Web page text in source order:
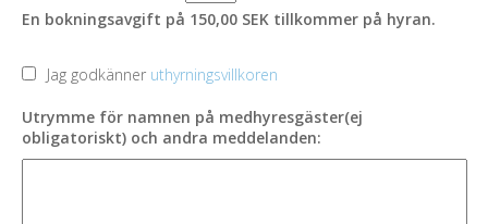
En bokningsavgift på 150,00 SEK tillkommer på hyran.
Jag godkänner uthyrningsvillkoren
Utrymme för namnen på medhyresgäster(ej
obligatoriskt) och andra meddelanden: